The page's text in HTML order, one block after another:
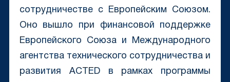
сотрудничестве с Европейским Союзом.
Оно вышло при финансовой поддержке
Европейского Союза и Международного
агентства технического сотрудничества и
развития ACTED в рамках программы